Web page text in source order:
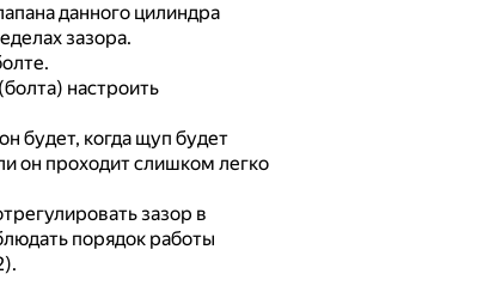
данного цилиндра
зазора.
настроить
будет, когда щуп будет
он проходит слишком легко
зазор в
порядок работы